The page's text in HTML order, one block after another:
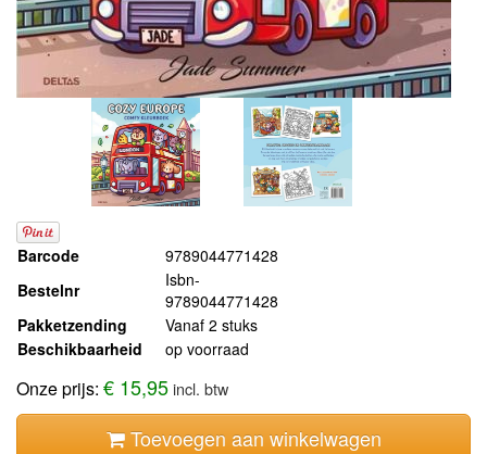
Barcode
9789044771428
Bestelnr
Isbn-
9789044771428
Pakketzending
Vanaf 2 stuks
Beschikbaarheid
op voorraad
Onze prijs: € 15,95incl. btw
Toevoegen aan winkelwagen